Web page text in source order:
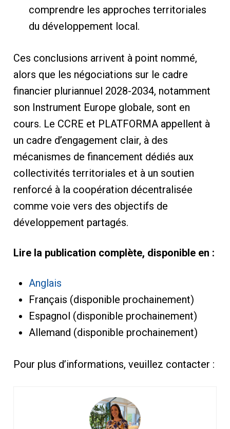
comprendre les approches territoriales
du développement local.
Ces conclusions arrivent à point nommé,
alors que les négociations sur le cadre
financier pluriannuel 2028-2034, notamment
son Instrument Europe globale, sont en
cours. Le CCRE et PLATFORMA appellent à
un cadre d’engagement clair, à des
mécanismes de financement dédiés aux
collectivités territoriales et à un soutien
renforcé à la coopération décentralisée
comme voie vers des objectifs de
développement partagés.
Lire la publication complète, disponible en :
Anglais
Français (disponible prochainement)
Espagnol (disponible prochainement)
Allemand (disponible prochainement)
Pour plus d’informations, veuillez contacter :